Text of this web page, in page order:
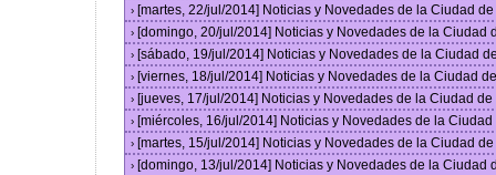
› [martes, 22/jul/2014] Noticias y Novedades de la Ciudad
› [domingo, 20/jul/2014] Noticias y Novedades de la Ciudad
› [sábado, 19/jul/2014] Noticias y Novedades de la Ciudad
› [viernes, 18/jul/2014] Noticias y Novedades de la Ciudad
› [jueves, 17/jul/2014] Noticias y Novedades de la Ciudad
› [miércoles, 16/jul/2014] Noticias y Novedades de la
› [martes, 15/jul/2014] Noticias y Novedades de la Ciudad
› [domingo, 13/jul/2014] Noticias y Novedades de la Ciudad